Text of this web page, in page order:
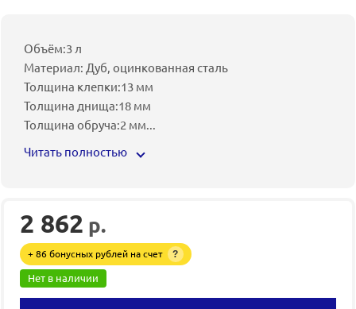
Объём:3 л
Материал: Дуб, оцинкованная сталь
Толщина клепки:13 мм
Толщина днища:18 мм
Толщина обруча:2 мм...
Читать полностью
2 862 р.
+ 86 бонусных рублей на счет ?
Нет в наличии